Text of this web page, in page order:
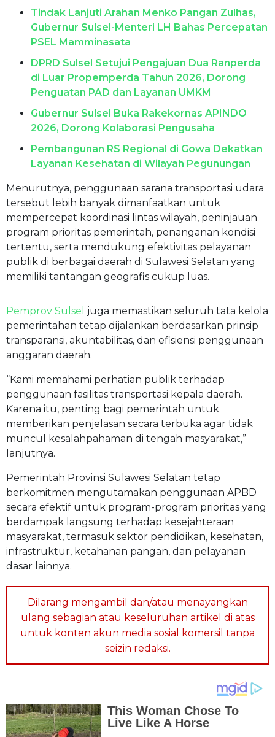
Tindak Lanjuti Arahan Menko Pangan Zulhas,
Gubernur Sulsel-Menteri LH Bahas Percepatan
PSEL Mamminasata
DPRD Sulsel Setujui Pengajuan Dua Ranperda
di Luar Propemperda Tahun 2026, Dorong
Penguatan PAD dan Layanan UMKM
Gubernur Sulsel Buka Rakekornas APINDO
2026, Dorong Kolaborasi Pengusaha
Pembangunan RS Regional di Gowa Dekatkan
Layanan Kesehatan di Wilayah Pegunungan
Menurutnya, penggunaan sarana transportasi udara
tersebut lebih banyak dimanfaatkan untuk
mempercepat koordinasi lintas wilayah, peninjauan
program prioritas pemerintah, penanganan kondisi
tertentu, serta mendukung efektivitas pelayanan
publik di berbagai daerah di Sulawesi Selatan yang
memiliki tantangan geografis cukup luas.
Pemprov Sulsel juga memastikan seluruh tata kelola
pemerintahan tetap dijalankan berdasarkan prinsip
transparansi, akuntabilitas, dan efisiensi penggunaan
anggaran daerah.
“Kami memahami perhatian publik terhadap
penggunaan fasilitas transportasi kepala daerah.
Karena itu, penting bagi pemerintah untuk
memberikan penjelasan secara terbuka agar tidak
muncul kesalahpahaman di tengah masyarakat,”
lanjutnya.
Pemerintah Provinsi Sulawesi Selatan tetap
berkomitmen mengutamakan penggunaan APBD
secara efektif untuk program-program prioritas yang
berdampak langsung terhadap kesejahteraan
masyarakat, termasuk sektor pendidikan, kesehatan,
infrastruktur, ketahanan pangan, dan pelayanan
dasar lainnya.
Dilarang mengambil dan/atau menayangkan
ulang sebagian atau keseluruhan artikel di atas
untuk konten akun media sosial komersil tanpa
seizin redaksi.